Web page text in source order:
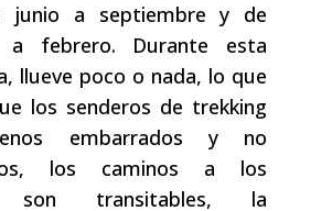
junio a septiembre y de
a febrero. Durante esta
llueve poco o nada, lo que
los senderos de trekking
embarrados y no
los caminos a los
son transitables, la